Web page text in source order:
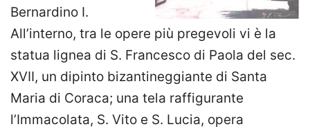
Bernardino I.
All’interno, tra le opere più pregevoli vi è la
statua lignea di S. Francesco di Paola del sec.
XVII, un dipinto bizantineggiante di Santa
Maria di Coraca; una tela raffigurante
l’Immacolata, S. Vito e S. Lucia, opera